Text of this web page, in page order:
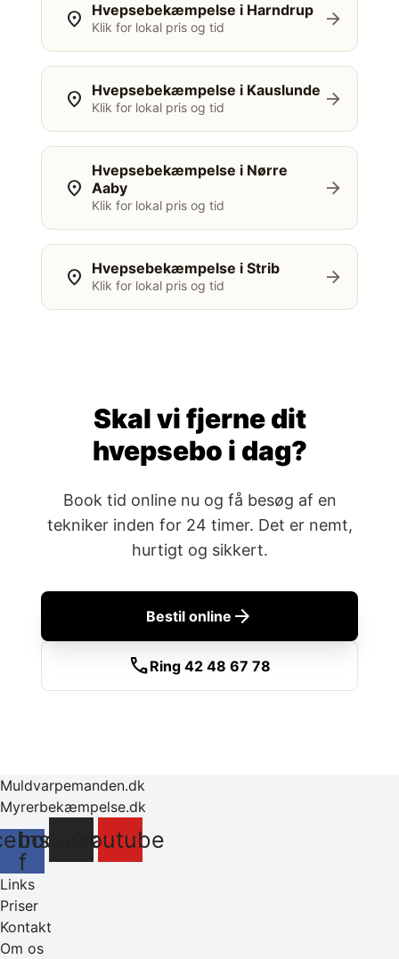
location_on Hvepsebekæmpelse i Harndrup
Klik for lokal pris og tid arrow_forward
location_on Hvepsebekæmpelse i Kauslunde
Klik for lokal pris og tid arrow_forward
location_on
Hvepsebekæmpelse i Nørre
Aaby
Klik for lokal pris og tid
arrow_forward
location_on Hvepsebekæmpelse i Strib
Klik for lokal pris og tid arrow_forward
Skal vi fjerne dit
hvepsebo i dag?
Book tid online nu og få besøg af en
tekniker inden for 24 timer. Det er nemt,
hurtigt og sikkert.
Bestil online arrow_forward
callRing 42 48 67 78
Muldvarpemanden.dk
Myrerbekæmpelse.dk
f
InstagramYoutube
Links
Priser
Kontakt
Om os